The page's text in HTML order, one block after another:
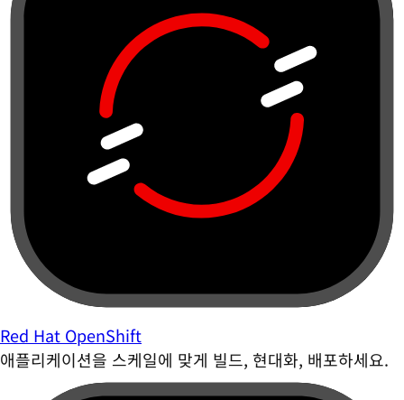
Red Hat OpenShift
애플리케이션을 스케일에 맞게 빌드, 현대화, 배포하세요.